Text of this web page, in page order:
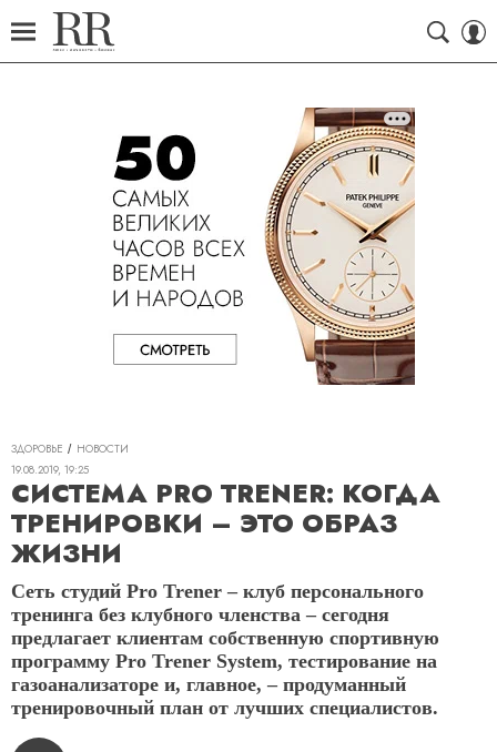
ЗДОРОВЬЕ
НОВОСТИ
19.08.2019, 19:25
СИСТЕМА PRO TRENER: КОГДА
ТРЕНИРОВКИ – ЭТО ОБРАЗ
ЖИЗНИ
Сеть студий Pro Trener – клуб персонального
тренинга без клубного членства – сегодня
предлагает клиентам собственную спортивную
программу Pro Trener System, тестирование на
газоанализаторе и, главное, – продуманный
тренировочный план от лучших специалистов.